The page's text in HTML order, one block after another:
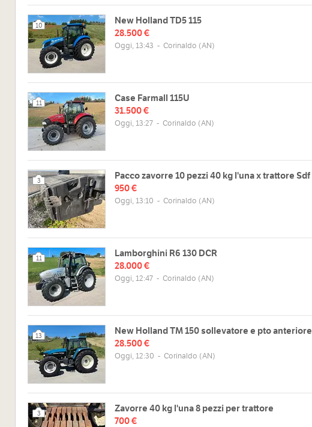
10
New Holland TD5 115
28.500 €
Oggi, 13:43 - Corinaldo (AN)
11
Case Farmall 115U
31.500 €
Oggi, 13:27 - Corinaldo (AN)
3
Pacco zavorre 10 pezzi 40 kg l'una x trattore Sdf
950 €
Oggi, 13:10 - Corinaldo (AN)
11
Lamborghini R6 130 DCR
28.000 €
Oggi, 12:47 - Corinaldo (AN)
13
New Holland TM 150 sollevatore e pto anteriore
28.500 €
Oggi, 12:30 - Corinaldo (AN)
3
Zavorre 40 kg l'una 8 pezzi per trattore
700 €